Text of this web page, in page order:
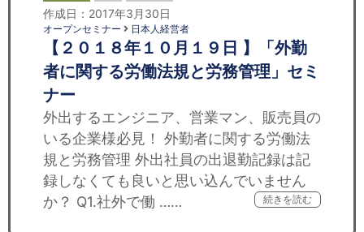
作成日：2017年3月30日
オープンセミナー 日本人経営者
【２０１８年１０月１９日 】「外勤
者に関する労働法規と労務管理」セミ
ナー
外出するエンジニア、営業マン、販売員の
いる企業様必見！ 外勤者に関する労働法
規と労務管理 外出社員の出退勤記録は記
録しなくても良いと思い込んでいません
か？ Q1.社外で働 ……
続きを読む